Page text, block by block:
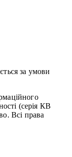
за умови
(серія КВ
Всі права